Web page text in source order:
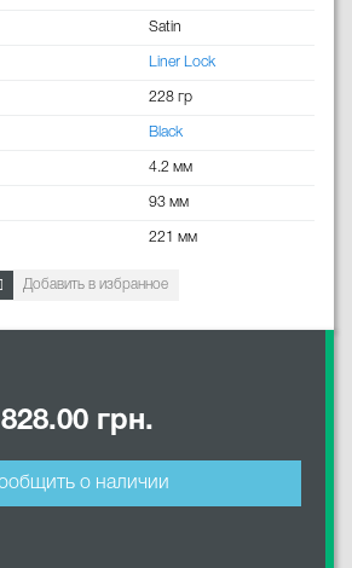
Satin
Liner Lock
228 гр
Black
4.2 мм
93 мм
221 мм
Добавить в избранное
828.00 грн.
Сообщить о наличии